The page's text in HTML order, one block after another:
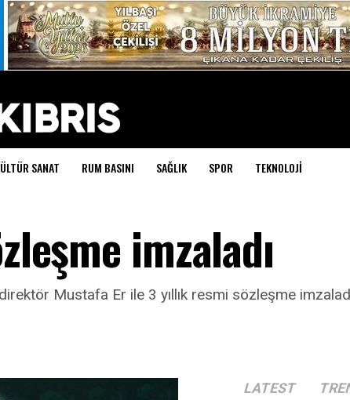
SANAT RUM BASINI SAĞLIK SPOR TEKNOLOJI
imzaladı
Mustafa Er ile 3 yıllık resmi sözleşme
LATEST